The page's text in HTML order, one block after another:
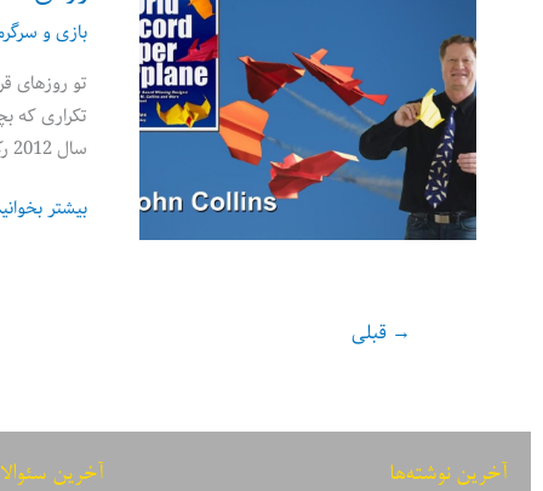
وحش
خانه
شما
بازی و
تو روزهای
سال 2012 رکورد
روش
بیشتر
→ قبلی
آخرین نوشته‌ها آخرین